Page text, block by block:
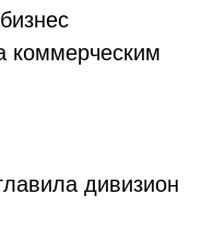
коммерческим
дивизион